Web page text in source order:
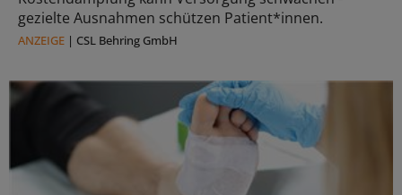
gezielte Ausnahmen schützen Patient*innen.
ANZEIGE | CSL Behring GmbH